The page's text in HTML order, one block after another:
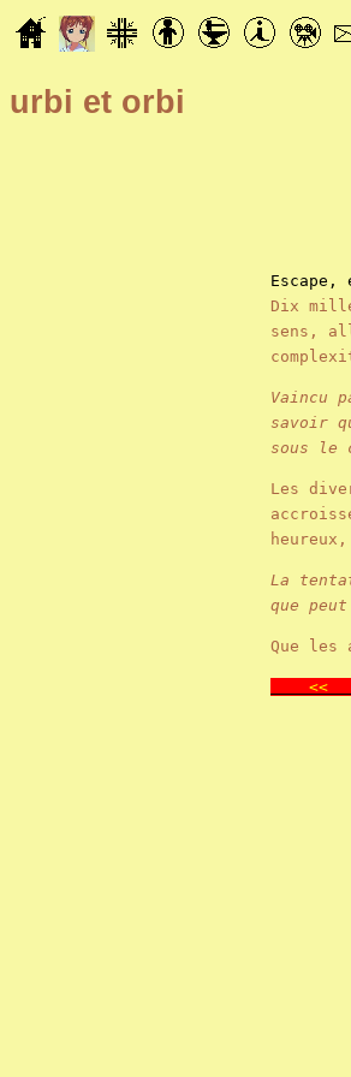
urbi et orbi
Dix
sens,
Vaincu
savoir
sous le
Les
La
que
Que